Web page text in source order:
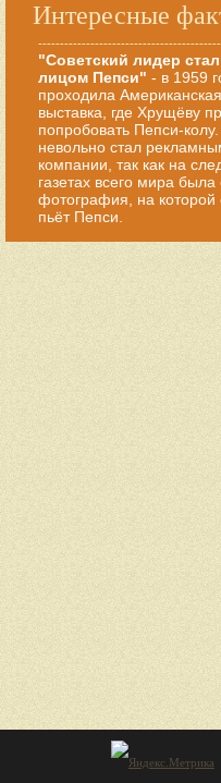
Интересные
"Советский лидер
лицом Пепси" - в 1959
проходила
выставка, где Хрущёву
попробовать Пепси-
невольно стал
компании, так как на
газетах всего мира была
фотография, на которой
пьёт Пепси.